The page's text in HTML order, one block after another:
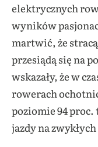
elektrycznych
wyników
martwić, że
przesiądą się na
wskazały, że w
rowerach
poziomie 94 proc.
jazdy na